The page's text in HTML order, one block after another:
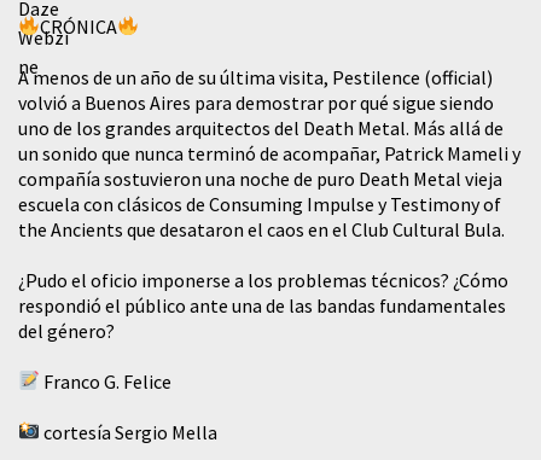
CRÓNICA
A menos de un año de su última visita, Pestilence (official)
volvió a Buenos Aires para demostrar por qué sigue siendo
uno de los grandes arquitectos del Death Metal. Más allá de
un sonido que nunca terminó de acompañar, Patrick Mameli y
compañía sostuvieron una noche de puro Death Metal vieja
escuela con clásicos de Consuming Impulse y Testimony of
the Ancients que desataron el caos en el Club Cultural Bula.
¿Pudo el oficio imponerse a los problemas técnicos? ¿Cómo
respondió el público ante una de las bandas fundamentales
del género?
Franco G. Felice
cortesía Sergio Mella